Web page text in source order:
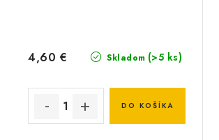
Skladom (>5 ks)
4,60 €
DO KOŠÍKA